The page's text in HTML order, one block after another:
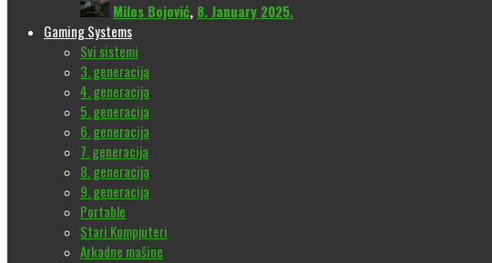
Milos Bojović, 8. January 2025.
Gaming Systems
Svi sistemi
3. generacija
4. generacija
5. generacija
6. generacija
7. generacija
8. generacija
9. generacija
Portable
Stari Kompjuteri
Arkadne mašine